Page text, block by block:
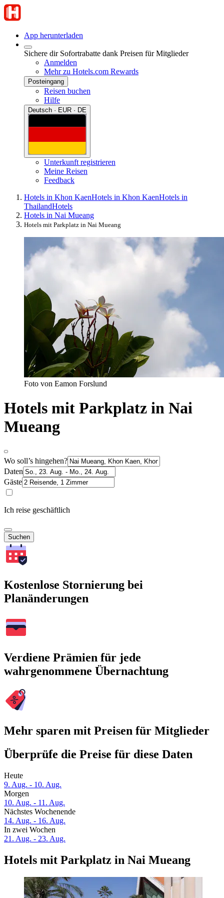
App herunterladen
Sichere dir Sofortrabatte dank Preisen für Mitglieder
Anmelden
Mehr zu Hotels.com Rewards
Posteingang
Reisen buchen
Hilfe
Deutsch · EUR · DE
Unterkunft registrieren
Meine Reisen
Feedback
Hotels in Khon KaenHotels in Khon KaenHotels in
ThailandHotels
Hotels in Nai Mueang
Hotels mit Parkplatz in Nai Mueang
Foto von Eamon Forslund
Hotels mit Parkplatz in Nai
Mueang
Wo soll’s hingehen?
Daten
Gäste
Ich reise geschäftlich
Suchen
Kostenlose Stornierung bei
Planänderungen
Verdiene Prämien für jede
wahrgenommene Übernachtung
Mehr sparen mit Preisen für Mitglieder
Überprüfe die Preise für diese Daten
Heute
9. Aug. - 10. Aug.
Morgen
10. Aug. - 11. Aug.
Nächstes Wochenende
14. Aug. - 16. Aug.
In zwei Wochen
21. Aug. - 23. Aug.
Hotels mit Parkplatz in Nai Mueang